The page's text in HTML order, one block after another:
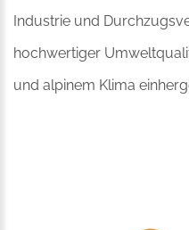
Industrie und
hochwertiger
und alpinem Klima